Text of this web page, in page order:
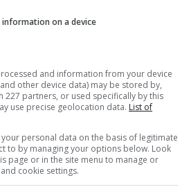
угрозой свободе слова и
«Схем».
on a device
and information from your device
other device data) may be stored by,
227 partners, or used specifically by this
use precise geolocation data. List of
personal data on the basis of legitimate
to by managing your options below. Look
page or in the site menu to manage or
cookie settings.